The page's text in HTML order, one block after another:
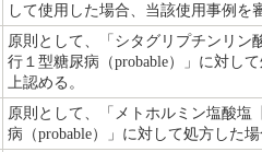
して使用した場合、当該使用事例を
原則として、「シタグリプチンリン
行１型糖尿病（probable）」に対し
上認める。
原則として、「メトホルミン塩酸塩
病（probable）」に対して処方した